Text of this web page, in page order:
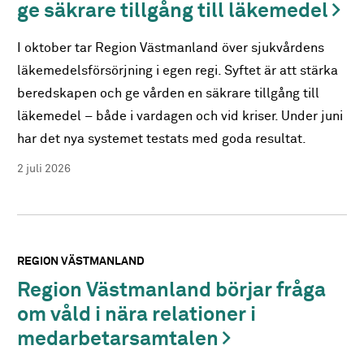
ge säkrare tillgång till läkemedel
I oktober tar Region Västmanland över sjukvårdens
läkemedelsförsörjning i egen regi. Syftet är att stärka
beredskapen och ge vården en säkrare tillgång till
läkemedel – både i vardagen och vid kriser. Under juni
har det nya systemet testats med goda resultat.
2 juli 2026
REGION VÄSTMANLAND
Region Västmanland börjar fråga
om våld i nära relationer i
medarbetarsamtalen